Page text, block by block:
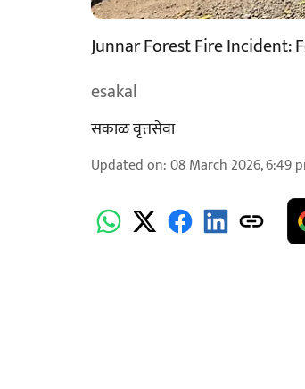
Junnar Forest Fire Incident:
esakal
सकाळ वृत्तसेवा
Updated on:08 March 2026, 6:49